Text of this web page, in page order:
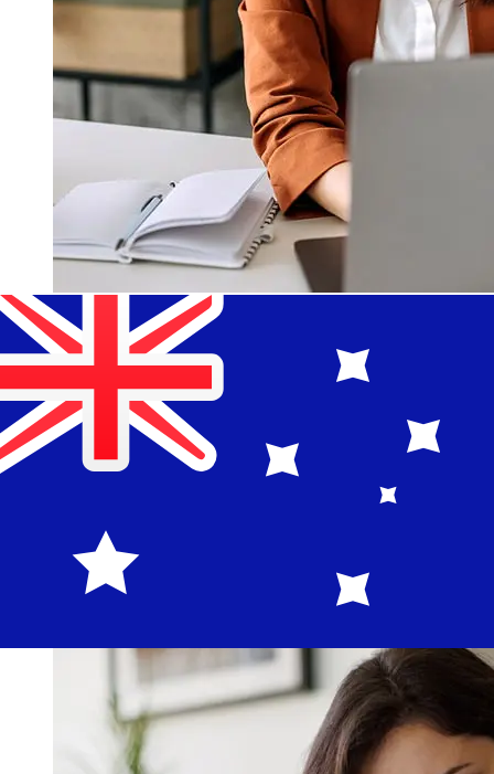
Quanto è veloce un Al Salam Bank
BHD di trasferirsi AUD ?
I tempi di consegna per i trasferimenti internazionali con
Al Salam Bank da Bahrain a Australia variano in base al
metodo di pagamento e al tempismo della transazione.
Tipicamente, i bonifici bancari internazionali richiedono
da 1 a 5 giorni lavorativi. Fattori come le festività
bancarie e i controlli di sicurezza possono influire sulla
consegna. Controlla i tempi di scadenza Al Salam
Bankper evitare ritardi.